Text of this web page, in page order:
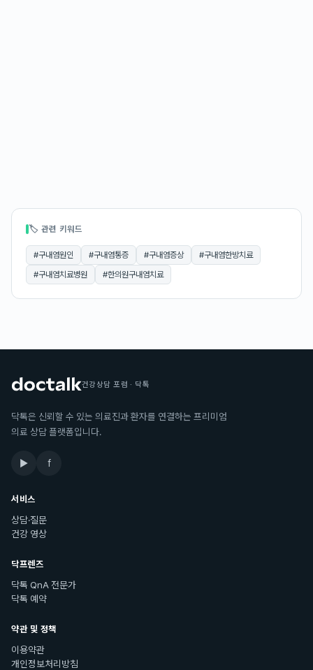
🏷 관련 키워드
#구내염원인 #구내염통증 #구내염증상 #구내염한방치료
#구내염치료병원 #한의원구내염치료
건강상담 포럼 · 닥톡
닥톡은 신뢰할 수 있는 의료진과 환자를 연결하는 프리미엄
의료 상담 플랫폼입니다.
▶ f
서비스
상담·질문
건강 영상
닥프렌즈
닥톡 QnA 전문가
닥톡 예약
약관 및 정책
이용약관
개인정보처리방침